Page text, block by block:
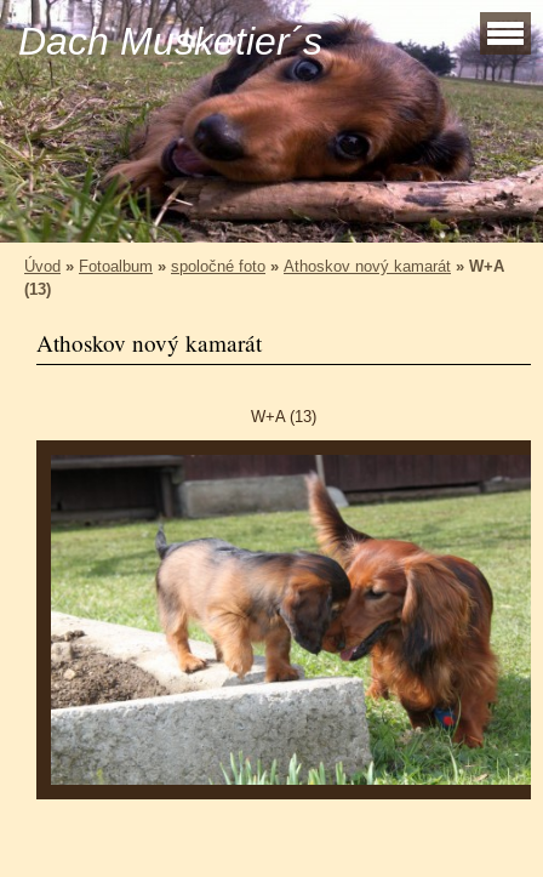
Dach Musketier´s
Úvod » Fotoalbum » spoločné foto » Athoskov nový kamarát » W+A
(13)
Athoskov nový kamarát
W+A (13)